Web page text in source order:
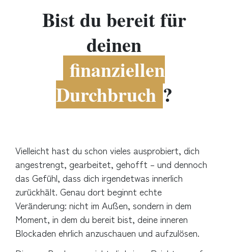
Bist du bereit für
deinen
finanziellen
Durchbruch ?
Vielleicht hast du schon vieles ausprobiert, dich
angestrengt, gearbeitet, gehofft – und dennoch
das Gefühl, dass dich irgendetwas innerlich
zurückhält. Genau dort beginnt echte
Veränderung: nicht im Außen, sondern in dem
Moment, in dem du bereit bist, deine inneren
Blockaden ehrlich anzuschauen und aufzulösen.